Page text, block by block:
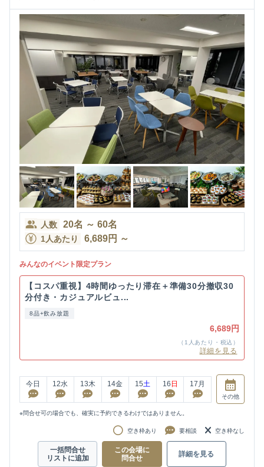
人数 20名 ～ 60名
1人あたり 6,689円 ～
みんなのイベント限定プラン
【コスパ重視】4時間ゆったり滞在＋準備30分撤収30
分付き・カジュアルビュ...
8品+飲み放題
6,689円
（1人あたり・税込）
詳細を見る
今日 12水 13木 14金 15土 16 日 17 月
その他
※問合せ可の場合でも、確実に予約できるわけではありません。
空き枠あり 要相談 空き枠なし
一括問合せ
リストに追加
この会場に
問合せ
詳細を見る